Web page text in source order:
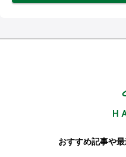
おすすめ記事や